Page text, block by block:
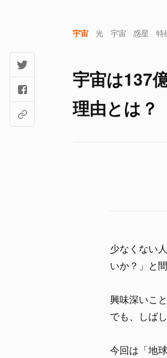
宇宙 光 宇宙 惑星 特
宇宙は137
理由とは？
少なくない
いか？」と
興味深いこ
でも、しば
今回は「地